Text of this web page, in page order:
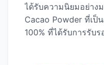
ได้รับความนิยมอย่าง
Cacao Powder ที่เ
100% ที่ได้รับการรับร